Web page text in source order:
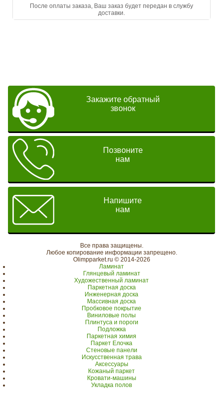
После оплаты заказа, Ваш заказ будет передан в службу
доставки.
Закажите обратный
звонок
Позвоните
нам
Напишите
нам
Все права защищены.
Любое копирование информации запрещено.
Olimpparket.ru © 2014-2026
Ламинат
Глянцевый ламинат
Художественный ламинат
Паркетная доска
Инженерная доска
Массивная доска
Пробковое покрытие
Виниловые полы
Плинтуса и пороги
Подложка
Паркетная химия
Паркет Елочка
Стеновые панели
Искусственная трава
Аксессуары
Кожаный паркет
Кровати-машины
Укладка полов